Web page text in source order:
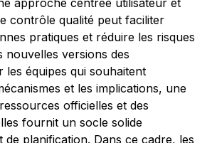
approche centrée utilisateur et
contrôle qualité peut faciliter
pratiques et réduire les risques
nouvelles versions des
les équipes qui souhaitent
et les implications, une
officielles et des
fournit un socle solide
de planification. Dans ce cadre, les